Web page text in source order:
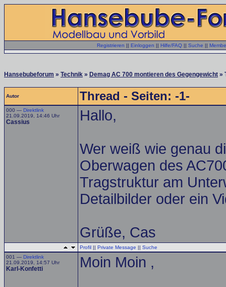
Registrieren || Einloggen || Hilfe/FAQ || Suche ||
Hansebubeforum » Technik » Demag AC 700 montieren des Gegengewicht »
Autor Thread - Seiten: -1-
000 — Direktlink
21.09.2019, 14:46 Uhr
Cassius Hallo,
Wer weiß wie genau
Oberwagen des
Tragstruktur am
Detailbilder oder ein
Grüße, Cas
Profil || Private Message || Suche
001 — Direktlink
21.09.2019, 14:57 Uhr
Karl-Konfetti Moin Moin ,